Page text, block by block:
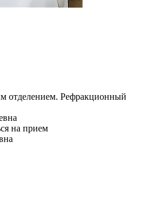
отделением. Рефракционный
на прием